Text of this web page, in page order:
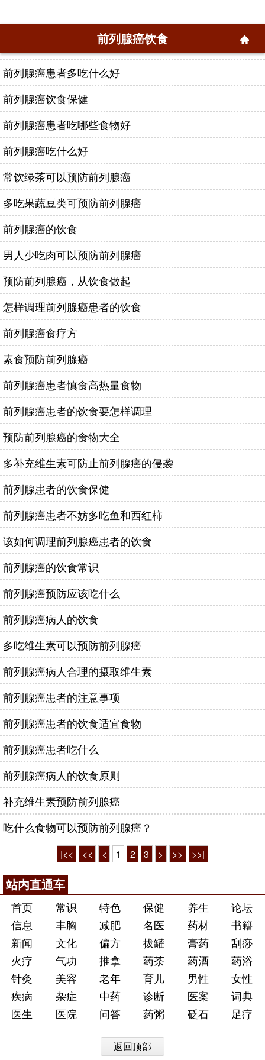
前列腺癌饮食
前列腺癌患者多吃什么好
前列腺癌饮食保健
前列腺癌患者吃哪些食物好
前列腺癌吃什么好
常饮绿茶可以预防前列腺癌
多吃果蔬豆类可预防前列腺癌
前列腺癌的饮食
男人少吃肉可以预防前列腺癌
预防前列腺癌，从饮食做起
怎样调理前列腺癌患者的饮食
前列腺癌食疗方
素食预防前列腺癌
前列腺癌患者慎食高热量食物
前列腺癌患者的饮食要怎样调理
预防前列腺癌的食物大全
多补充维生素可防止前列腺癌的侵袭
前列腺患者的饮食保健
前列腺癌患者不妨多吃鱼和西红柿
该如何调理前列腺癌患者的饮食
前列腺癌的饮食常识
前列腺癌预防应该吃什么
前列腺癌病人的饮食
多吃维生素可以预防前列腺癌
前列腺癌病人合理的摄取维生素
前列腺癌患者的注意事项
前列腺癌患者的饮食适宜食物
前列腺癌患者吃什么
前列腺癌病人的饮食原则
补充维生素预防前列腺癌
吃什么食物可以预防前列腺癌？
|<< << < 1 2 3 > >> >>|
站内直通车
首页 常识 特色 保健 养生
论坛
信息
丰胸 减肥 名医 药材
书籍
新闻
文化 偏方 拔罐 膏药
刮痧
火疗
气功 推拿 药茶 药酒
药浴
针灸
美容 老年 育儿 男性
女性
疾病
杂症 中药 诊断 医案
词典
医生
医院 问答 药粥 砭石 足疗
返回顶部